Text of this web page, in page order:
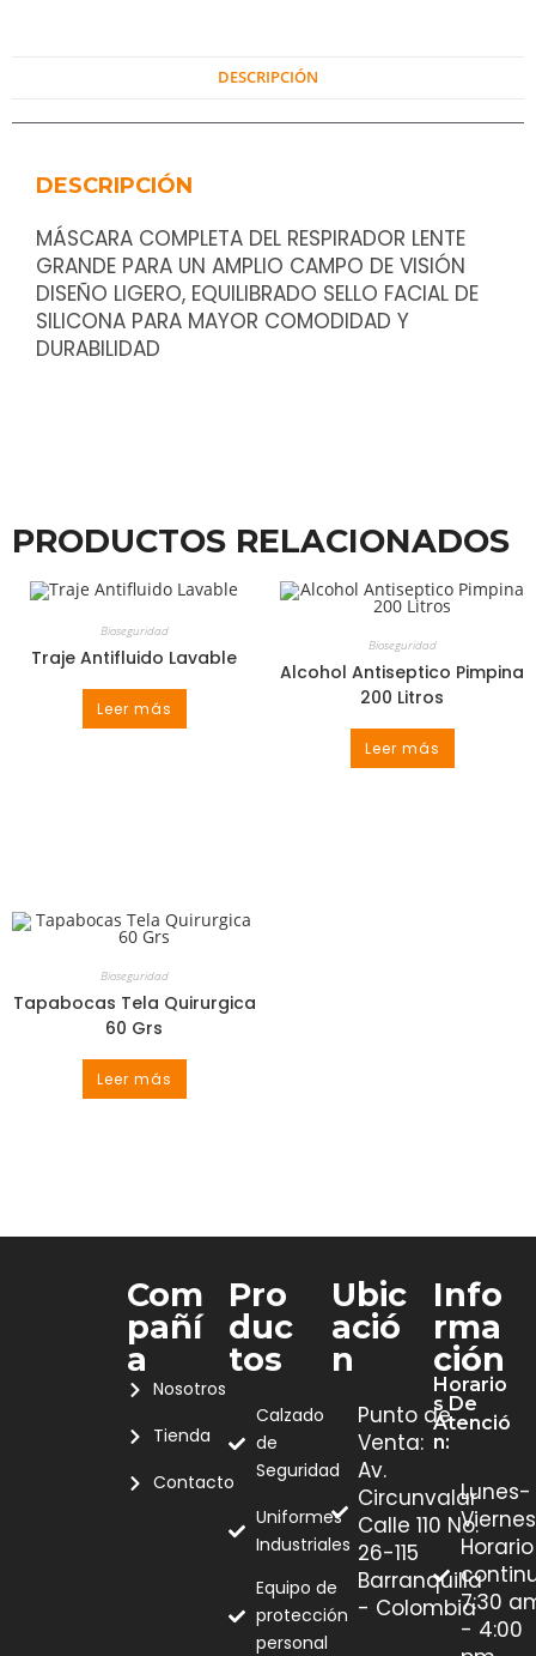
DESCRIPCIÓN
DESCRIPCIÓN
MÁSCARA COMPLETA DEL RESPIRADOR LENTE
GRANDE PARA UN AMPLIO CAMPO DE VISIÓN
DISEÑO LIGERO, EQUILIBRADO SELLO FACIAL DE
SILICONA PARA MAYOR COMODIDAD Y
DURABILIDAD
PRODUCTOS RELACIONADOS
Bioseguridad
Traje Antifluido Lavable
Leer más
Bioseguridad
Alcohol Antiseptico Pimpina
200 Litros
Leer más
Bioseguridad
Tapabocas Tela Quirurgica
60 Grs
Leer más
Com
Pañí
A
Nosotros
Tienda
Contacto
Pro
Duc
Tos
Calzado
de
Seguridad
Uniformes
Industriales
Equipo de
protección
personal
Ubic
Ació
N
Punto de
Venta:
Av.
Circunvalar
Calle 110 No.
26-115
Barranquilla
- Colombia
Info
Rma
Ción
Horario
S De
Atenció
N:
Lunes-
Viernes
Horario
7:30
- 4:00